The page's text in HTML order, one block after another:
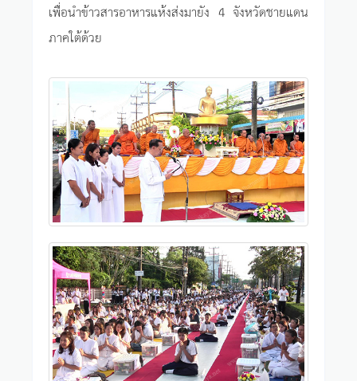
เพื่อนำข้าวสารอาหารแห้งส่งมายัง 4 จังหวัดชายแดน
ภาคใต้ด้วย